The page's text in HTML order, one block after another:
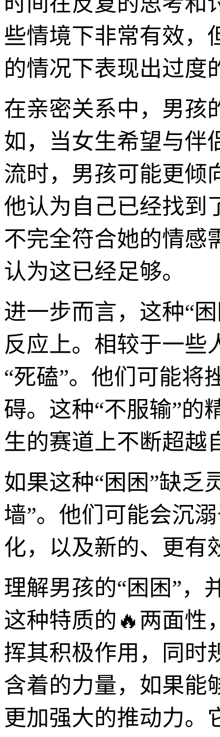
些情境下非常有效，
的情况下表现出过度
在亲密关系中，男孩
如，当女生希望与伴
流时，男孩可能更倾
他认为自己已经找到
不完全符合她的情感
认为这已经足够。
进一步而言，这种“
反应上。相较于一些
“死磕”。他们可能将
碍。这种“不服输”的
生的赛道上不断超越
如果这种“困困”缺乏
墙”。他们可能会沉
化，以及新的、更有
理解男孩的“困困”，
这种特质的🔥两面性
挥其积极作用，同时
含着的力量，如果能
更加强大的推动力。